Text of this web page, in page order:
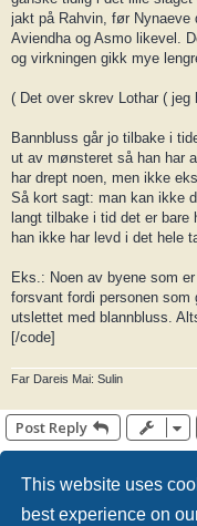
This website uses
best experience on
jakt på Rahvin, før Nynaeve
Aviendha og Asmo likevel.
og virkningen gikk mye
( Det over skrev Lothar (
Bannbluss går jo tilbake i
ut av mønsteret så han har
har drept noen, men ikke
Så kort sagt: man kan ikke
langt tilbake i tid det er
han ikke har levd i det hele
Eks.: Noen av byene som
forsvant fordi personen
utslettet med blannbluss.
[/code]
Far Dareis Mai: Sulin
Post Reply